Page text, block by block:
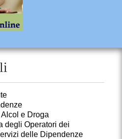
e Droga
degli Operatori dei
delle Dipendenze